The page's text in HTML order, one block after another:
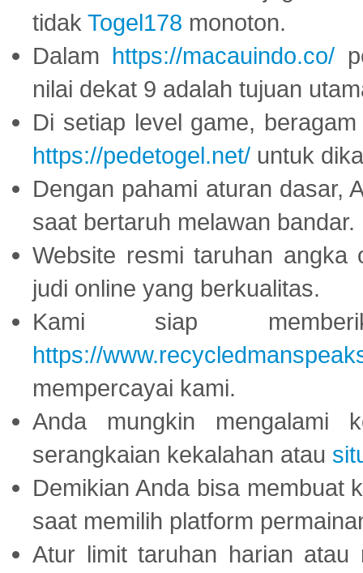
tidak Togel178 monoton.
Dalam https://macauindo.co/
nilai dekat 9 adalah tujuan
Di setiap level game,
https://pedetogel.net/ untuk
Dengan pahami aturan dasar,
saat bertaruh melawan bandar.
Website resmi taruhan
judi online yang berkualitas.
Kami siap
https://
mempercayai kami.
Anda mungkin mengalami
serangkaian kekalahan atau
Demikian Anda bisa membuat
saat memilih platform
Atur limit taruhan harian atau